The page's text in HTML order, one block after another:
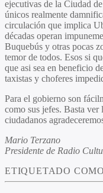
ejecutivas de la Ciudad
únicos realmente
circulación que implica
décadas operan
Buquebús y otras pocas
temor de todos. Esos si
que asi sea en beneficio
taxistas y choferes
Para el gobierno son
como sus jefes. Basta ver
ciudadanos
Mario Terzano
Presidente de Radio
ETIQUETADO